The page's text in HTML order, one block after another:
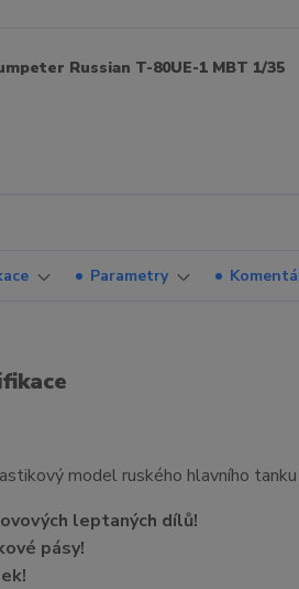
Russian T-80UE-1 MBT 1/35
Parametry
model ruského hlavního
leptaných dílů!
pásy!